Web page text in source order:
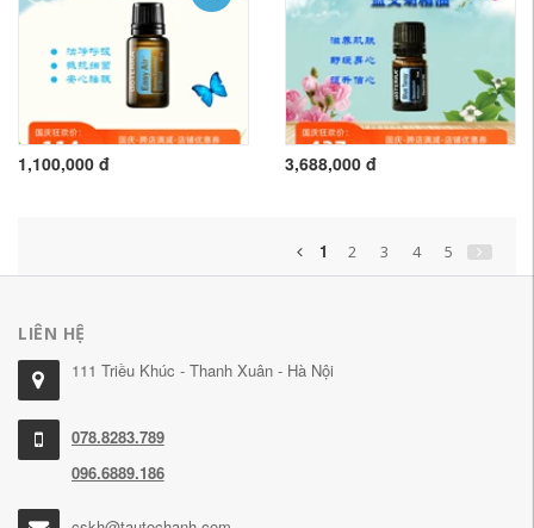
1,100,000 đ 3,688,000 đ
1 2 3 4 5
LIÊN HỆ
111 Triều Khúc - Thanh Xuân - Hà Nội
078.8283.789
096.6889.186